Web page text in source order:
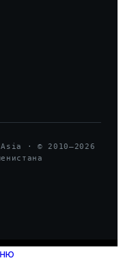
Asia · © 2010—2026